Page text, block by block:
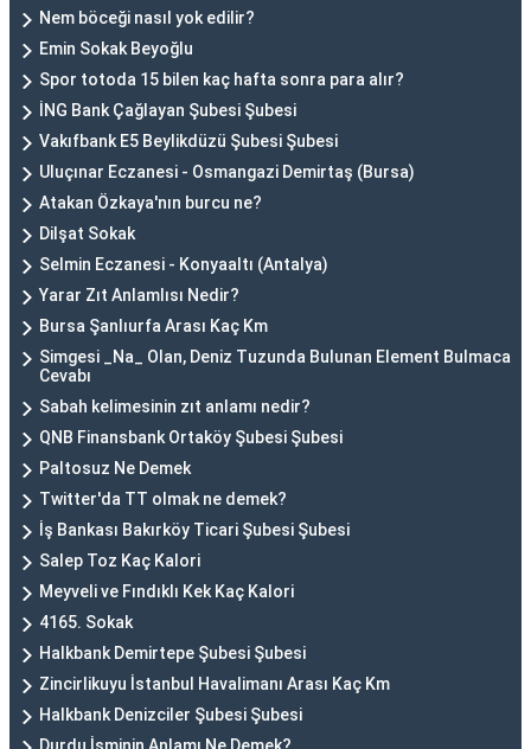
Nem böceği nasıl yok edilir?
Emin Sokak Beyoğlu
Spor totoda 15 bilen kaç hafta sonra para alır?
İNG Bank Çağlayan Şubesi Şubesi
Vakıfbank E5 Beylikdüzü Şubesi Şubesi
Uluçınar Eczanesi - Osmangazi Demirtaş (Bursa)
Atakan Özkaya'nın burcu ne?
Dilşat Sokak
Selmin Eczanesi - Konyaaltı (Antalya)
Yarar Zıt Anlamlısı Nedir?
Bursa Şanlıurfa Arası Kaç Km
Simgesi _Na_ Olan, Deniz Tuzunda Bulunan Element Bulmaca
Cevabı
Sabah kelimesinin zıt anlamı nedir?
QNB Finansbank Ortaköy Şubesi Şubesi
Paltosuz Ne Demek
Twitter'da TT olmak ne demek?
İş Bankası Bakırköy Ticari Şubesi Şubesi
Salep Toz Kaç Kalori
Meyveli ve Fındıklı Kek Kaç Kalori
4165. Sokak
Halkbank Demirtepe Şubesi Şubesi
Zincirlikuyu İstanbul Havalimanı Arası Kaç Km
Halkbank Denizciler Şubesi Şubesi